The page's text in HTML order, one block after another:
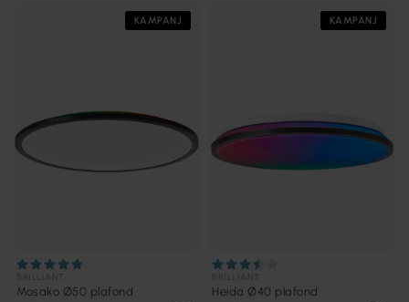
KAMPANJ
Mosako Ø50 plafond
KAMPANJ
Heida Ø40 plafond